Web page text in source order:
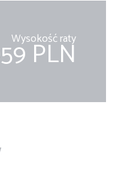
Wysokość raty
PLN